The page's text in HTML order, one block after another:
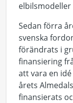
Sedan förra
svenska
förändrats i
finansiering
att vara en
årets
finansierats